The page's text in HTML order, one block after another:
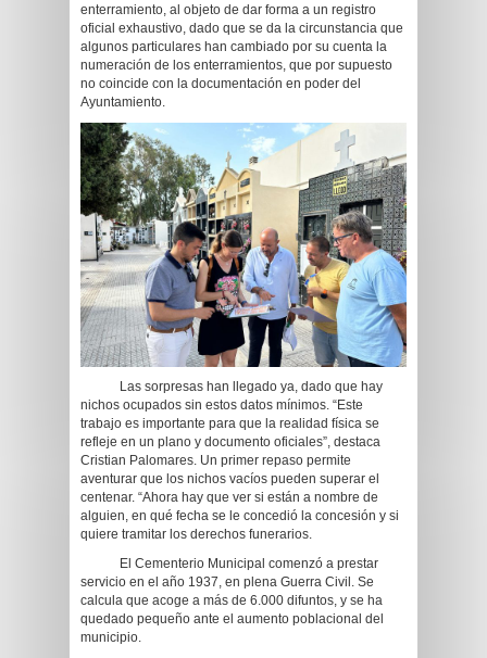
enterramiento, al objeto de dar forma a un registro
oficial exhaustivo, dado que se da la circunstancia que
algunos particulares han cambiado por su cuenta la
numeración de los enterramientos, que por supuesto
no coincide con la documentación en poder del
Ayuntamiento.
Las sorpresas han llegado ya, dado que hay
nichos ocupados sin estos datos mínimos. “Este
trabajo es importante para que la realidad física se
refleje en un plano y documento oficiales”, destaca
Cristian Palomares. Un primer repaso permite
aventurar que los nichos vacíos pueden superar el
centenar. “Ahora hay que ver si están a nombre de
alguien, en qué fecha se le concedió la concesión y si
quiere tramitar los derechos funerarios.
El Cementerio Municipal comenzó a prestar
servicio en el año 1937, en plena Guerra Civil. Se
calcula que acoge a más de 6.000 difuntos, y se ha
quedado pequeño ante el aumento poblacional del
municipio.